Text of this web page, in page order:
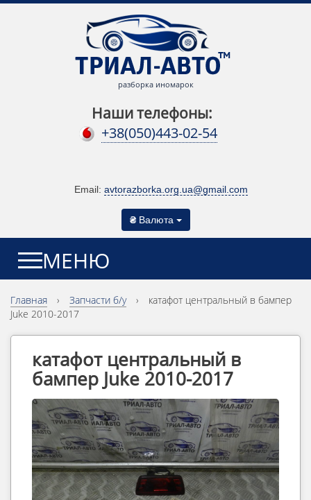
разборка иномарок
Наши телефоны:
+38(050)443-02-54
Email: avtorazborka.org.ua@gmail.com
₴ Валюта
МЕНЮ
Главная › Запчасти б/у ›
катафот центральный в бампер
Juke 2010-2017
катафот центральный в
бампер Juke 2010-2017